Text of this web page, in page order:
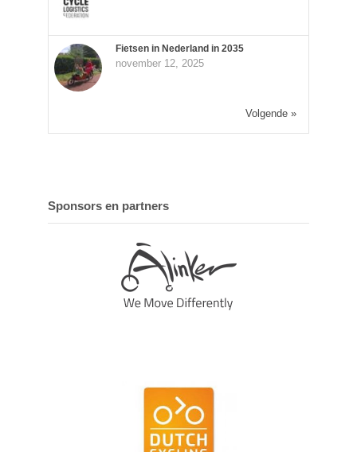
Fietsen in Nederland in 2035
november 12, 2025
Volgende »
Sponsors en partners